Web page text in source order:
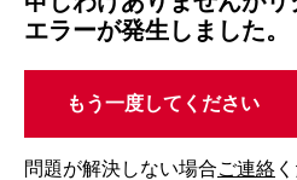
エラーが発生しました。
もう一度してください
問題が解決しない場合ご連絡